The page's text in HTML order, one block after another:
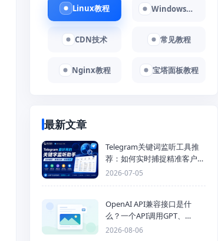
Linux教程 Windows教程
CDN技术 常见教程
Nginx教程 宝塔面板教程
最新文章
Telegram关键词监听工具推
荐：如何实时捕捉精准客户，
提高获客效率？
2026-07-05
OpenAI API兼容接口是什
么？一个API调用GPT、
Claude、Gemini、DeepSeek
2026-08-06